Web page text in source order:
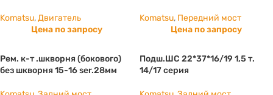
Komatsu,Двигатель
Цена по запросу
Komatsu, Передний мост
Цена по запросу
Рем. к-т .шкворня (бокового)
без шкворня 15-16 ser.28мм
Подш.ШС 22*37*16/19 1,5 т.
14/17 серия